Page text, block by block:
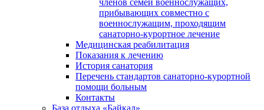
членов семей военнослужащих,
прибывающих совместно с
военнослужащим, проходящим
санаторно-курортное лечение
Медицинская реабилитация
Показания к лечению
История санатория
Перечень стандартов санаторно-курортной
помощи больным
Контакты
База отдыха «Байкал»